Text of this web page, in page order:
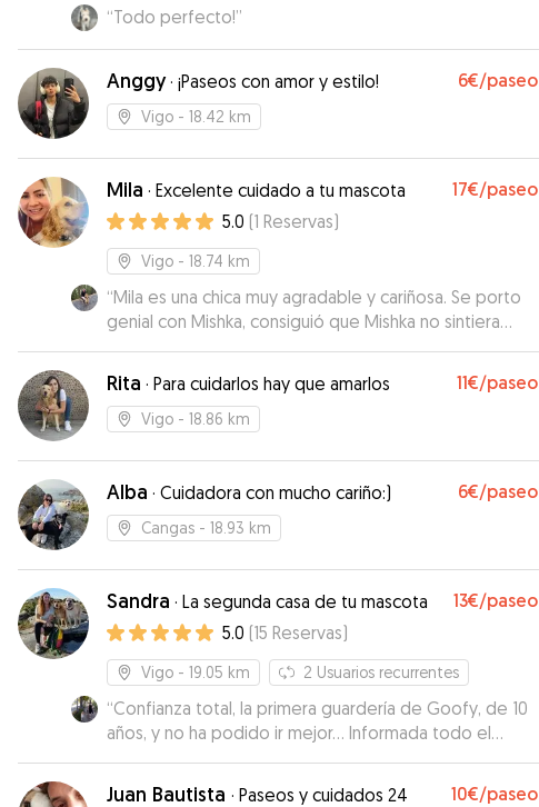
“Todo perfecto!”
Anggy· ¡Paseos con amor y estilo! 6€/paseo
Vigo - 18.42 km
Mila · Excelente cuidado a tu mascota 17€/paseo
5.0 (1 Reservas)
Vigo - 18.74 km
“Mila es una chica muy agradable y cariñosa. Se porto
genial con Mishka, consiguió que Mishka no sintiera
nuestra ausencia.”
Rita · Para cuidarlos hay que amarlos 11€/paseo
Vigo - 18.86 km
Alba · Cuidadora con mucho cariño:) 6€/paseo
Cangas - 18.93 km
Sandra · La segunda casa de tu mascota 13€/paseo
5.0 (15 Reservas)
Vigo - 19.05 km 2 Usuarios recurrentes
“Confianza total, la primera guardería de Goofy, de 10
años, y no ha podido ir mejor... Informada todo el
tiempo, fotos, videos, paseos en la naturaleza
adaptados a Goofy y muy profesional, sin duda será
Juan Bautista · Paseos y cuidados 24
10€/paseo